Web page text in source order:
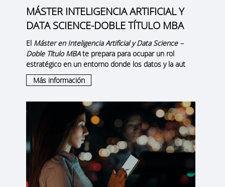
MÁSTER INTELIGENCIA ARTIFICIAL Y
DATA SCIENCE-DOBLE TÍTULO MBA
El Máster en Inteligencia Artificial y Data Science –
Doble Título MBAte prepara para ocupar un rol
estratégico en un entorno donde los datos y la aut
Más información